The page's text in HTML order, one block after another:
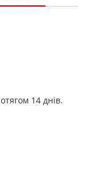
14 днів.